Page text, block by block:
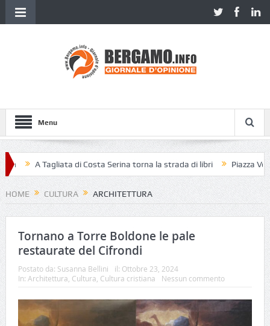
Menu
di Costa Serina torna la strada di libri Piazza Vecchia
HOME CULTURA ARCHITETTURA
Tornano a Torre Boldone le pale
restaurate del Cifrondi
Postato da: Susanna Bellini il: Ottobre 23, 2024
In: Architettura, Cultura, Cultura cristiana Nessun commento